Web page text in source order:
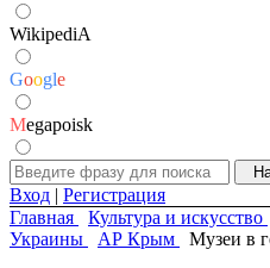
WikipediA
Google
Megapoisk
Вход | Регистрация
Главная
Культура и искусство
Украины
АР Крым
Музеи в